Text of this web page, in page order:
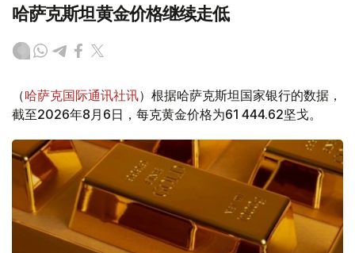
哈萨克斯坦黄金价格继续走低
（哈萨克国际通讯社讯）根据哈萨克斯坦国家银行的数据，
截至2026年8月6日，每克黄金价格为61 444.62坚戈。